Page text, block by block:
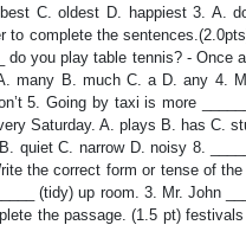
C. oldest D. happiest 3. A.
complete the
do you play table tennis? - Once
many B. much C. a D. any 4.
5. Going by taxi is more
Saturday. A. plays B. has C.
quiet C. narrow D. noisy 8.
the correct form or tense of
(tidy) up room. 3. Mr. John
the passage. (1.5 pt)